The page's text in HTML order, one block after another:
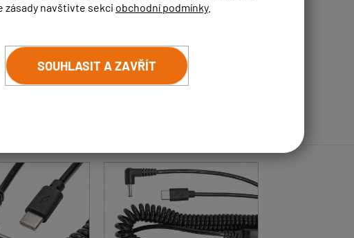
zásady navštivte sekci obchodní podmínky.
SOUHLASIT A ZAVŘÍT
895 Kč
740 Kč bez DPH